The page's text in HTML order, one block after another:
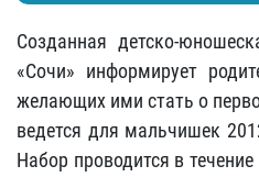
Созданная детско-
«Сочи» информирует
желающих ими стать о
ведется для мальчишек
Набор проводится в